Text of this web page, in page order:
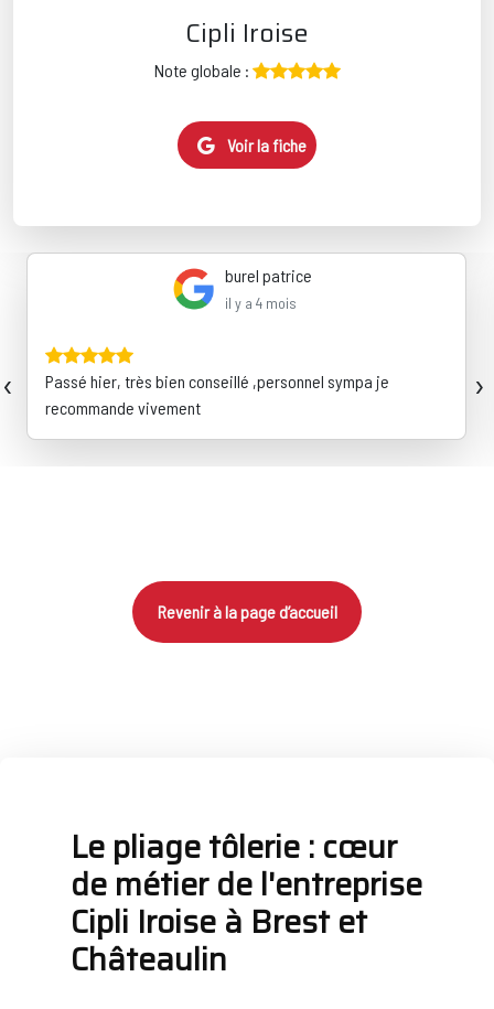
Cipli Iroise
Note globale :
Voir la fiche
burel patrice
il y a 4 mois
Passé hier, très bien conseillé ,personnel sympa je
recommande vivement
‹ ›
Revenir à la page d’accueil
Le pliage tôlerie : cœur
de métier de l'entreprise
Cipli Iroise à Brest et
Châteaulin